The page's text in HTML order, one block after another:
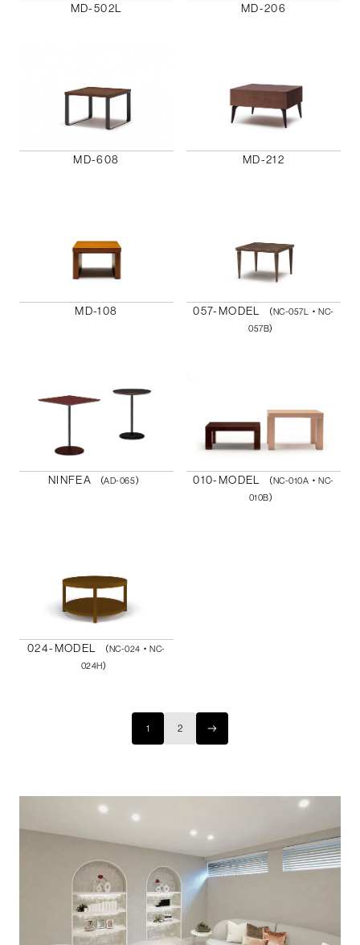
MD-502L MD-206
MD-608 MD-212
MD-108 057-MODEL
（NC-057L・NC-
057B）
NINFEA （AD-065） 010-MODEL
（NC-010A・NC-
010B）
024-MODEL
（NC-024・NC-
024H）
1 2